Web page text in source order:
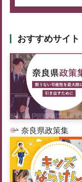
おすすめサイト
奈良県政策集